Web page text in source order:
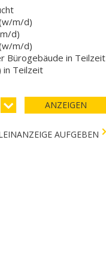
m/d)
d)
m/d)
Bürogebäude in Teilzeit
in Teilzeit
ANZEIGEN
AUFGEBEN